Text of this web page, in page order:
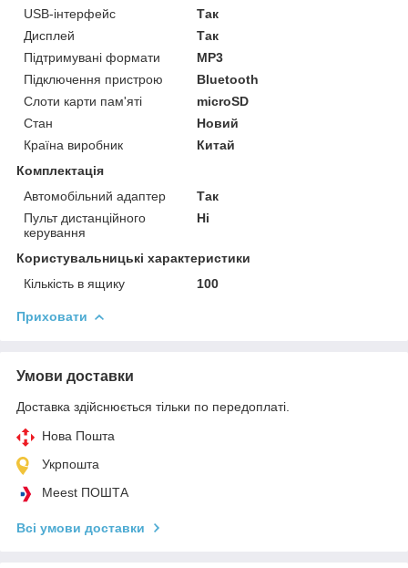
USB-інтерфейс
Так
Дисплей
Так
Підтримувані формати
MP3
Підключення пристрою
Bluetooth
Слоти карти пам'яті
microSD
Стан
Новий
Країна виробник
Китай
Комплектація
Автомобільний адаптер
Так
Пульт дистанційного
керування
Ні
Користувальницькі характеристики
Кількість в ящику
100
Приховати
Умови доставки
Доставка здійснюється тільки по передоплаті.
Нова Пошта
Укрпошта
Meest ПОШТА
Всі умови доставки